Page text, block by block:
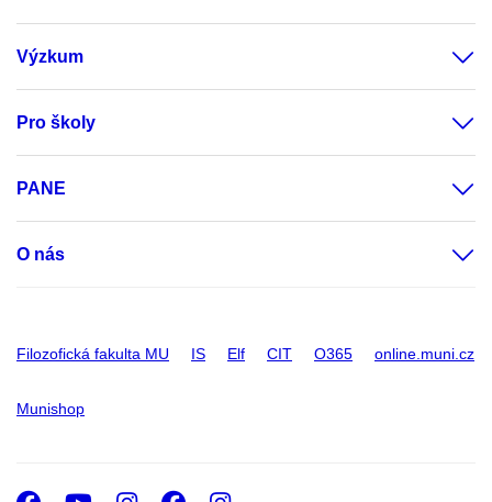
Výzkum
Pro školy
PANE
O nás
Filozofická fakulta MU IS Elf CIT O365 online.muni.cz
Munishop